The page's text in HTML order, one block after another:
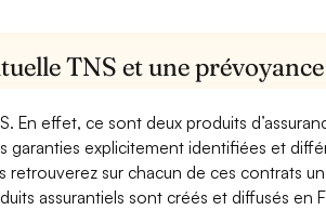
TNS et une
En effet, ce sont deux produits
garanties explicitement identifiées et
sur chacun de ces contrats un
assurantiels sont créés et diffusés en